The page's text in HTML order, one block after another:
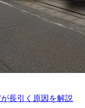
長引く原因を解説